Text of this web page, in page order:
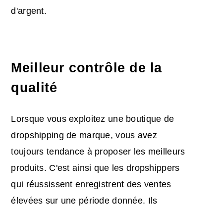
d'argent.
Meilleur contrôle de la
qualité
Lorsque vous exploitez une boutique de
dropshipping de marque, vous avez
toujours tendance à proposer les meilleurs
produits. C'est ainsi que les dropshippers
qui réussissent enregistrent des ventes
élevées sur une période donnée. Ils